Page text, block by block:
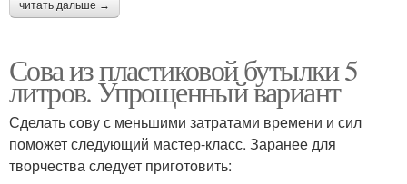
читать дальше →
Сова из пластиковой бутылки 5
литров. Упрощенный вариант
Сделать сову с меньшими затратами времени и сил
поможет следующий мастер-класс. Заранее для
творчества следует приготовить: